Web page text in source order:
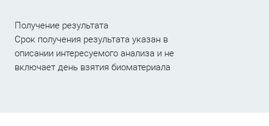
Получение результата
Срок получения результата указан в
описании интересуемого анализа и не
включает день взятия биоматериала